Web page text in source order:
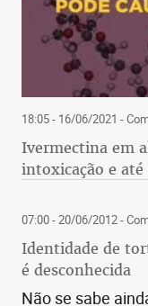
18:05 - 16/06/2021 -
Ivermectina em
intoxicação e até
07:00 - 20/06/2012-
Identidade de
é desconhecida
Não se sabe